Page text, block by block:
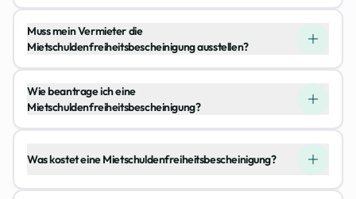
Muss mein Vermieter die
Mietschuldenfreiheitsbescheinigung ausstellen?
Wie beantrage ich eine
Mietschuldenfreiheitsbescheinigung?
Was kostet eine Mietschuldenfreiheitsbescheinigung?